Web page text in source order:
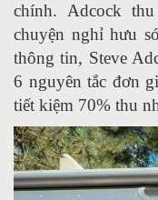
chính. Adcock
chuyện nghỉ hưu
thông tin, Steve
6 nguyên tắc đơn
tiết kiệm 70% thu